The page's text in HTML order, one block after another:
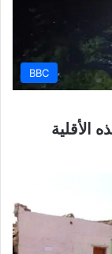
BBC
الأقلية